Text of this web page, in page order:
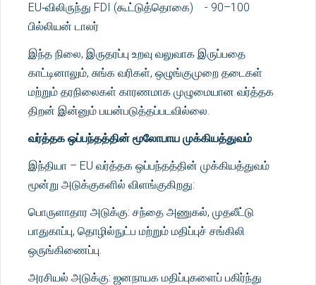
EU‑விலிருந்து FDI (கூட்டுத்தொகை) - 90–100
பில்லியன் டாலர்
இந்த நிலை, இருதரப்பு உறவு வலுவாக இருப்பதை
காட்டினாலும், சுங்க வரிகள், ஒழுங்குமுறை தடைகள்
மற்றும் தரநிலைகள் காரணமாக முழுமையான வர்த்தக
திறன் இன்னும் பயன்படுத்தப்படவில்லை.
வர்த்தக ஒப்பந்தத்தின் மூலோபாய முக்கியத்துவம்
இந்தியா – EU வர்த்தக ஒப்பந்தத்தின் முக்கியத்துவம்
மூன்று அடுக்குகளில் விளங்குகிறது:
பொருளாதார அடுக்கு: சந்தை அணுகல், முதலீட்டு
பாதுகாப்பு, தொழில்நுட்ப மற்றும் மதிப்புச் சங்கிலி
ஒருங்கிணைப்பு.
அரசியல் அடுக்கு: ஜனநாயக மதிப்புகளைப் பகிர்ந்து